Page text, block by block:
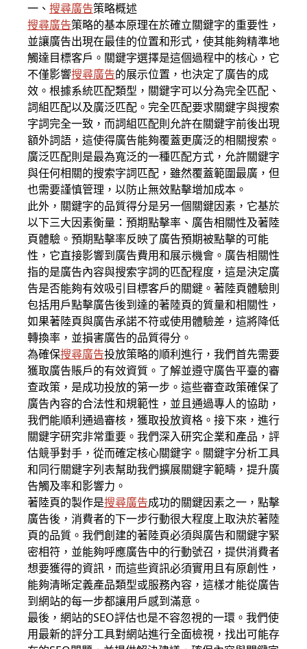
一、 搜尋廣告策略概述
搜尋廣告策略的基本原理在於確立關鍵字的重要性，
並讓廣告出現在最佳的位置和形式，使其能夠精準地
觸達目標客戶。關鍵字選擇是這個過程中的核心，它
不僅影響搜尋廣告的展示位置，也決定了廣告的成
效。根據系統匹配類型，關鍵字可以分為完全匹配、
詞組匹配以及廣泛匹配。完全匹配要求關鍵字與搜索
字詞完全一致，而詞組匹配則允許在關鍵字前後出現
額外詞語，這使得廣告能夠覆蓋更廣泛的相關搜索。
廣泛匹配則是最為寬泛的一種匹配方式，允許關鍵字
與任何相關的搜索字詞匹配，雖然覆蓋範圍最廣，但
也需要謹慎管理，以防止無效點擊增加成本。
此外，關鍵字的品質得分是另一個關鍵因素，它基於
以下三大因素衡量：預期點擊率、廣告相關性及著陸
頁體驗。預期點擊率反映了廣告預期被點擊的可能
性，它直接影響到廣告費用和展示機會。廣告相關性
指的是廣告內容與搜索字詞的匹配程度，這是決定廣
告是否能夠有效吸引目標客戶的關鍵。著陸頁體驗則
包括用戶點擊廣告後到達的著陸頁的質量和相關性，
如果著陸頁與廣告承諾不符或使用體驗差，這將降低
轉換率，並損害廣告的品質得分。
為確保搜尋廣告投放策略的順利進行，我們首先需要
獲取廣告賬戶的有效資質。了解並遵守廣告平臺的審
查政策，是成功投放的第一步。這些審查政策確保了
廣告內容的合法性和規範性，並且通過專人的協助，
我們能順利通過審核，獲取投放資格。接下來，進行
關鍵字研究非常重要。我們深入研究企業和產品，評
估競爭對手，從而確定核心關鍵字。關鍵字分析工具
和同行關鍵字列表幫助我們擴展關鍵字範疇，提升廣
告觸及率和影響力。
著陸頁的製作是搜尋廣告成功的關鍵因素之一，點擊
廣告後，消費者的下一步行動很大程度上取決於著陸
頁的品質。我們創建的著陸頁必須與廣告和關鍵字緊
密相符，並能夠呼應廣告中的行動號召，提供消費者
想要獲得的資訊，而這些資訊必須實用且有原創性，
能夠清晰定義產品類型或服務內容，這樣才能從廣告
到網站的每一步都讓用戶感到滿意。
最後，網站的SEO評估也是不容忽視的一環。我們使
用最新的評分工具對網站進行全面檢視，找出可能存